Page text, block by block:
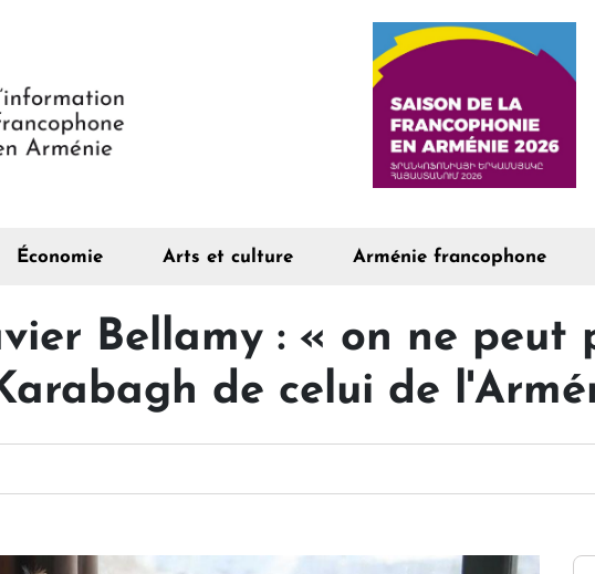
Économie Arts et culture Arménie francophone
Bellamy : « on ne peut
de celui de